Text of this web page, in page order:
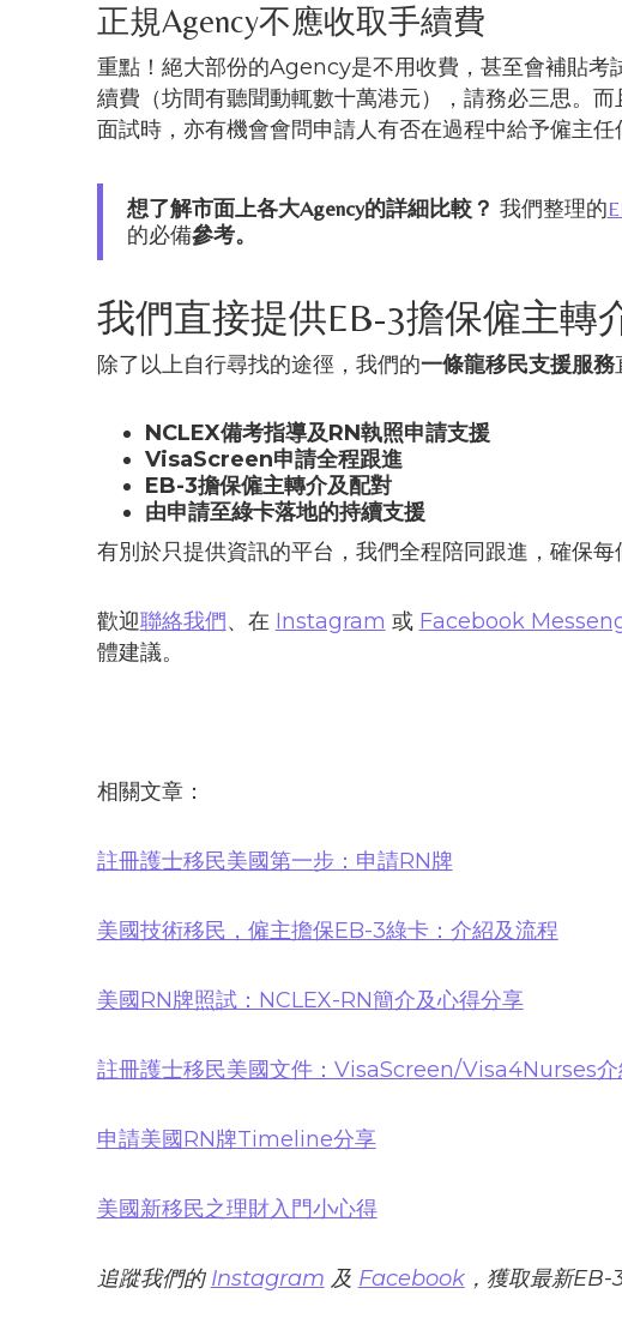
正規Agency不應收取手續費
重點！絕大部份的Agency是不用收費，甚至會補貼
續費（坊間有聽聞動輒數十萬港元），請務必三思。
面試時，亦有機會會問申請人有否在過程中給予僱主任
想了解市面上各大Agency的詳細比較？ 我們整理的
的必備參考。
我們直接提供EB-3擔保僱主轉
除了以上自行尋找的途徑，我們的一條龍移民支援服務
NCLEX備考指導及RN執照申請支援
VisaScreen申請全程跟進
EB-3擔保僱主轉介及配對
由申請至綠卡落地的持續支援
有別於只提供資訊的平台，我們全程陪同跟進，確保每
歡迎聯絡我們、在 Instagram 或 Facebook
體建議。
相關文章：
註冊護士移民美國第一步：申請RN牌
美國技術移民，僱主擔保EB-3綠卡：介紹及流程
美國RN牌照試：NCLEX-RN簡介及心得分享
註冊護士移民美國文件：VisaScreen/Visa4Nurses介
申請美國RN牌Timeline分享
美國新移民之理財入門小心得
追蹤我們的 Instagram 及 Facebook，獲取最新EB-